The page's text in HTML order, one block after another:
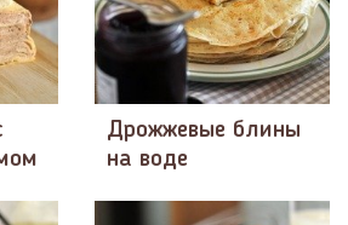
Дрожжевые блины
на воде